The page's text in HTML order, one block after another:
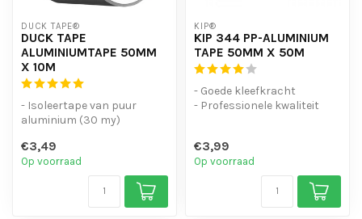
DUCK TAPE®
DUCK TAPE
ALUMINIUMTAPE 50MM
X 10M
- Isoleertape van puur
aluminium (30 my)
waterdicht
- Voor ...
€3,49
Op voorraad
KIP®
KIP 344 PP-ALUMINIUM
TAPE 50MM X 50M
- Goede kleefkracht
- Professionele kwaliteit
€3,99
Op voorraad